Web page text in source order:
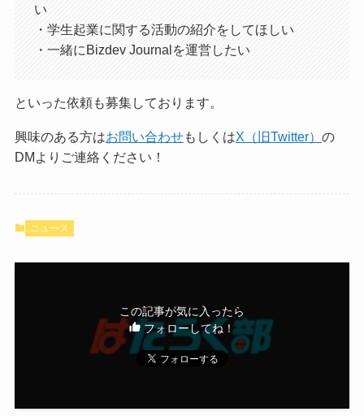
い
・学生起業に関する活動の紹介をしてほしい
・一緒にBizdev Journalを運営したい
といった依頼も募集しております。
興味のある方はお問い合わせもしくはX（旧Twitter） の
DMよりご連絡ください！
ニュース
この記事が気に入ったら
フォローしてね！